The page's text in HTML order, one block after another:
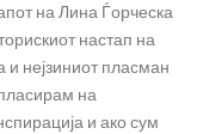
на Лина Ѓорческа
настап на
и нејзиниот пласман
на
и ако сум